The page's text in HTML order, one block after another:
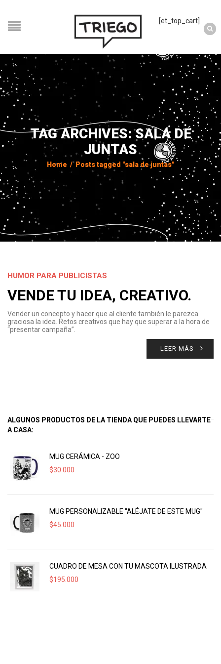
[et_top_cart]
TAG ARCHIVES: SALA DE
JUNTAS
Home / Posts tagged "sala de juntas"
HUMOR PARA PUBLICISTAS
VENDE TU IDEA, CREATIVO.
Vender un concepto y hacer que al cliente también le parezca
graciosa la idea. Retos creativos que hay que superar a la hora de
“presentar campaña”.
LEER MÁS
ALGUNOS PRODUCTOS DE LA TIENDA QUE PUEDES LLEVARTE
A CASA:
MUG CERÁMICA - ZOO
$30.000
MUG PERSONALIZABLE "ALÉJATE DE ESTE MUG"
$45.000
CUADRO DE MESA CON TU MASCOTA ILUSTRADA
$195.000